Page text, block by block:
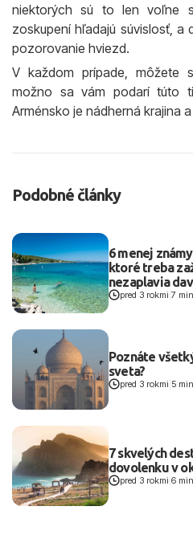
niektorých sú to len voľne
zoskupení hľadajú súvislosť, a
pozorovanie hviezd.
V každom prípade, môžete
možno sa vám podarí túto
Arménsko je nádherná krajina
Podobné články
6 menej
ktoré treba
nezaplavia
pred 3 rokmi |7
Poznáte
sveta?
pred 3 rokmi 5
7 skvelých
dovolenku v
pred 3 rokmi 6